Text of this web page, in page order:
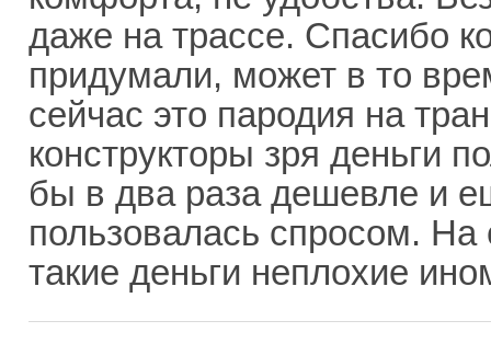
даже на трассе. Спасибо
придумали, может в то
сейчас это пародия на
конструкторы зря деньги
бы в два раза дешевле и
пользовалась спросом. На
такие деньги неплохие